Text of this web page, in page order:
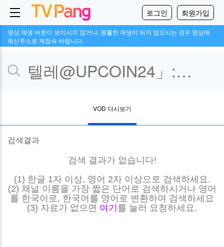
로그인 회원가입
영상 재생 버튼이 보이시지 않거나, 원활한 재생이 되지 않으시는 경우 영상에
최신주소로 재접속 바랍니다.
VOD 다시보기
검색결과
검색 결과가 없습니다!
(1) 한글 1자 이상, 영어 2자 이상으로 검색하세요.
(2) 채널 이름을 가장 짧은 단어로 검색하시거나 영어
를 한국어로, 한국어를 영어로 변환하여 검색하세요
(3) 자료가 없으면 여기 를 눌러 요청하세요.